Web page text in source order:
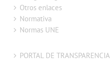
Otros enlaces
Normativa
Normas UNE
PORTAL DE TRANSPARENCIA